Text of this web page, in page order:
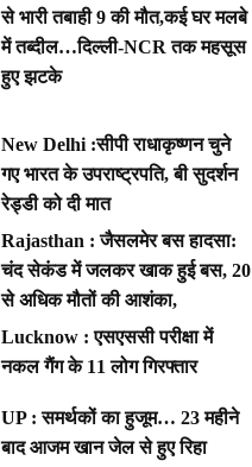
से भारी तबाही 9 की मौत,कई घर मलबे
में तब्दील…दिल्ली-NCR तक महसूस
हुए झटके
New Delhi :सीपी राधाकृष्णन चुने
गए भारत के उपराष्ट्रपति, बी सुदर्शन
रेड्डी को दी मात
Rajasthan : जैसलमेर बस हादसा:
चंद सेकंड में जलकर खाक हुई बस, 20
से अधिक मौतों की आशंका,
Lucknow : एसएससी परीक्षा में
नकल गैंग के 11 लोग गिरफ्तार
UP : समर्थकों का हुजूम… 23 महीने
बाद आजम खान जेल से हुए रिहा